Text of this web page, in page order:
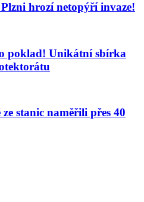
hrozí netopýří invaze!
poklad! Unikátní sbírka
stanic naměřili přes 40